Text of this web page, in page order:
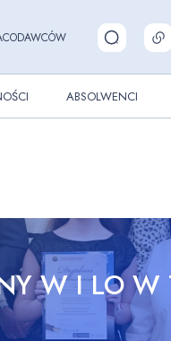
Pokaż/
ABSOLWENCI
W I LO W